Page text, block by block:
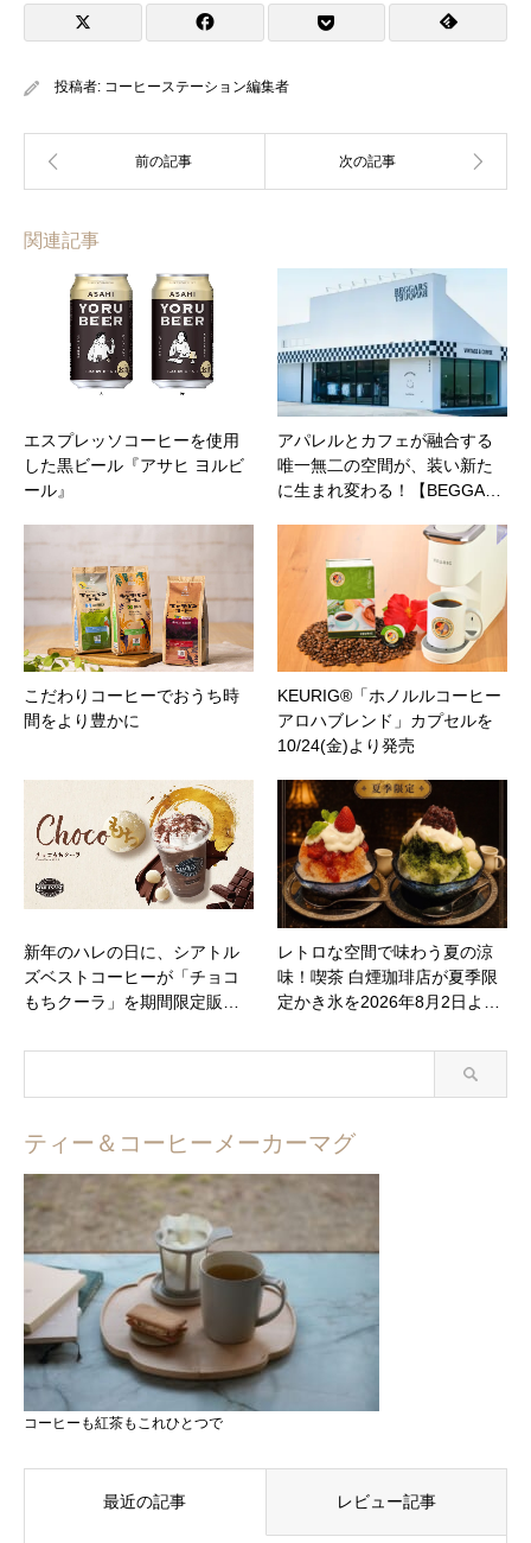
投稿者: コーヒーステーション編集者
関連記事
エスプレッソコーヒーを使用
した黒ビール『アサヒ ヨルビ
ール』
アパレルとカフェが融合する
唯一無二の空間が、装い新た
に生まれ変わる！【BEGGA…
こだわりコーヒーでおうち時
間をより豊かに
KEURIG®「ホノルルコーヒー
アロハブレンド」カプセルを
10/24(金)より発売
新年のハレの日に、シアトル
ズベストコーヒーが「チョコ
もちクーラ」を期間限定販…
レトロな空間で味わう夏の涼
味！喫茶 白煙珈琲店が夏季限
定かき氷を2026年8月2日よ…
ティー＆コーヒーメーカーマグ
コーヒーも紅茶もこれひとつで
最近の記事 レビュー記事